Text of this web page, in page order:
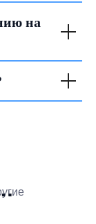
на